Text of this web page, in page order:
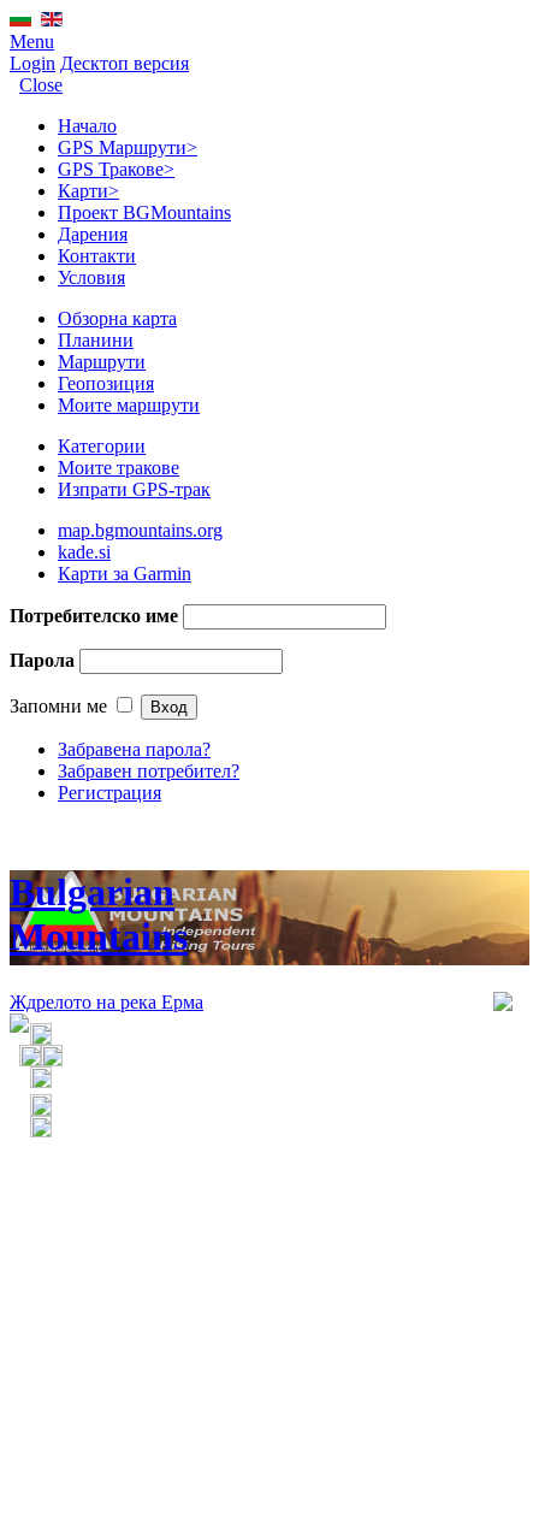
Menu
Login Десктоп версия
Close
Начало
GPS Mаршрути>
GPS Тракове>
Карти>
Проект BGMountains
Дарения
Контакти
Условия
Обзорна карта
Планини
Маршрути
Геопозиция
Моите маршрути
Категории
Моите тракове
Изпрати GPS-трак
map.bgmountains.org
kade.si
Карти за Garmin
Потребителско име
Парола
Запомни ме
Забравена парола?
Забравен потребител?
Регистрация
Bulgarian
Mountains
Ждрелото на река Ерма